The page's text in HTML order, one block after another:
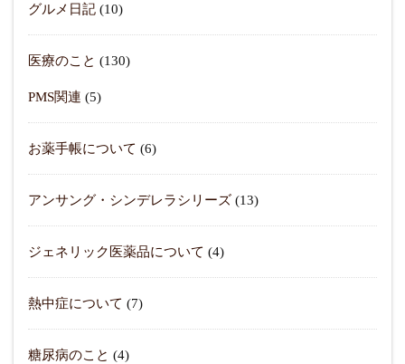
グルメ日記 (10)
医療のこと (130)
PMS関連 (5)
お薬手帳について (6)
アンサング・シンデレラシリーズ (13)
ジェネリック医薬品について (4)
熱中症について (7)
糖尿病のこと (4)